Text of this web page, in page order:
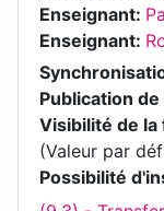
Enseignant:
Enseignant:
Publication
Visibilité de la
(Valeur par
Possibilité